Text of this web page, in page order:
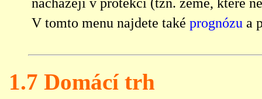
V tomto menu najdete také prognózu a
1.7 Domácí trh